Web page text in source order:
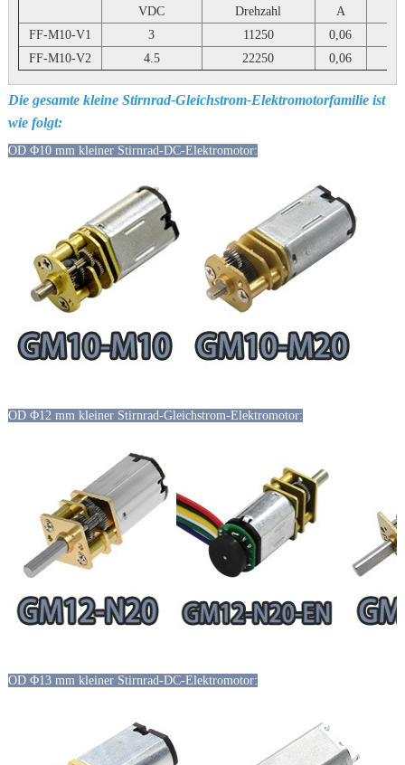
VDC Drehzahl A
FF-M10-V1
3 11250
0,06
FF-M10-V2
4.5 22250 0,06
Die gesamte kleine Stirnrad-Gleichstrom-Elektromotorfamilie ist
wie folgt:
OD Φ10 mm kleiner Stirnrad-DC-Elektromotor:
OD Φ12 mm kleiner Stirnrad-Gleichstrom-Elektromotor:
OD Φ13 mm kleiner Stirnrad-DC-Elektromotor: